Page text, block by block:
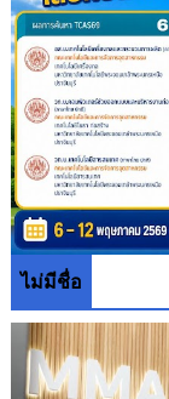
ไม่มีชื่อ